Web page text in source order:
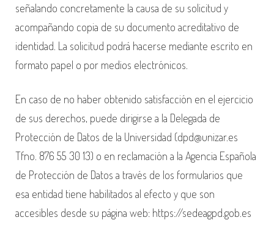
señalando concretamente la causa de su solicitud y
acompañando copia de su documento acreditativo de
identidad. La solicitud podrá hacerse mediante escrito en
formato papel o por medios electrónicos.
En caso de no haber obtenido satisfacción en el ejercicio
de sus derechos, puede dirigirse a la Delegada de
Protección de Datos de la Universidad (dpd@unizar.es
Tfno. 876 55 30 13) o en reclamación a la Agencia Española
de Protección de Datos a través de los formularios que
esa entidad tiene habilitados al efecto y que son
accesibles desde su página web: https://sedeagpd.gob.es